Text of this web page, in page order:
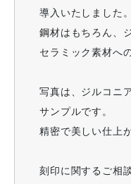
導入いたしました。
鋼材はもちろん、
セラミック素材へ
写真は、ジルコニ
サンプルです。
精密で美しい仕上
刻印に関するご相